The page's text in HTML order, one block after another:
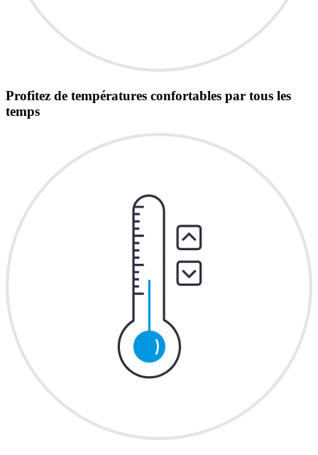
Profitez de températures confortables par tous les
temps